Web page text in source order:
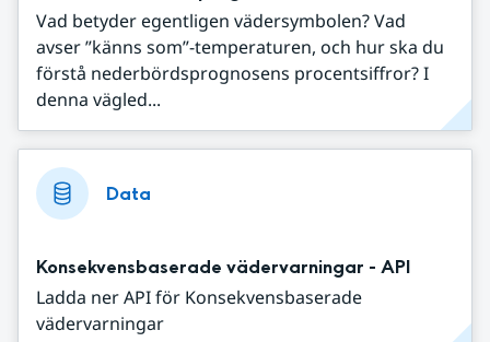
Vad betyder egentligen vädersymbolen? Vad
avser ”känns som”-temperaturen, och hur ska du
förstå nederbördsprognosens procentsiffror? I
denna vägled...
Data
Konsekvensbaserade vädervarningar - API
Ladda ner API för Konsekvensbaserade
vädervarningar